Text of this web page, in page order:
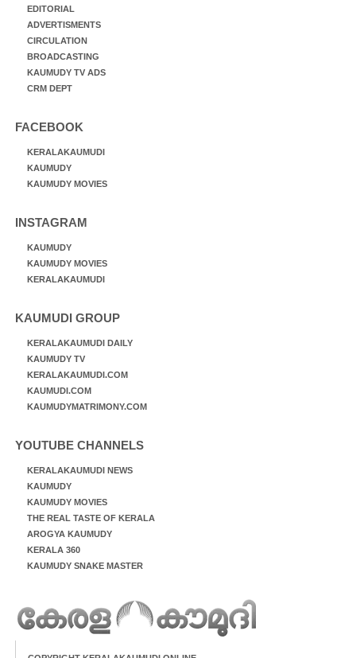
EDITORIAL
ADVERTISMENTS
CIRCULATION
BROADCASTING
KAUMUDY TV ADS
CRM DEPT
FACEBOOK
KERALAKAUMUDI
KAUMUDY
KAUMUDY MOVIES
INSTAGRAM
KAUMUDY
KAUMUDY MOVIES
KERALAKAUMUDI
KAUMUDI GROUP
KERALAKAUMUDI DAILY
KAUMUDY TV
KERALAKAUMUDI.COM
KAUMUDI.COM
KAUMUDYMATRIMONY.COM
YOUTUBE CHANNELS
KERALAKAUMUDI NEWS
KAUMUDY
KAUMUDY MOVIES
THE REAL TASTE OF KERALA
AROGYA KAUMUDY
KERALA 360
KAUMUDY SNAKE MASTER